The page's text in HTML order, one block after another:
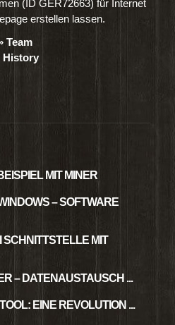
(ID GER72663) für Internet
erstellen lassen.
Team
History
MIT MINER
– SOFTWARE
MIT
– DATENAUSTAUSCH ...
EINE REVOLUTION ...